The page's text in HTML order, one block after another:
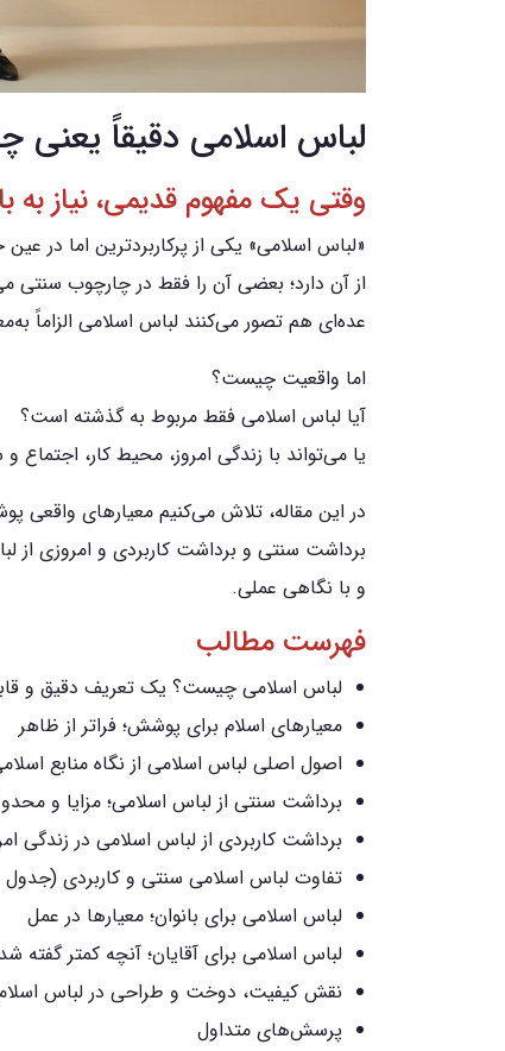
لباس اسلامی دقیقاً یعنی
وقتی یک مفهوم قدیمی، نیاز به
«لباس اسلامی» یکی از پرکاربردترین اما
از آن دارد؛ بعضی آن را فقط در چارچوب سنتی
عده‌ای هم تصور می‌کنند لباس اسلامی الزاماً
اما واقعیت چیست؟
آیا لباس اسلامی فقط مربوط به گذشته است؟
یا می‌تواند با زندگی امروز، محیط کار،
در این مقاله، تلاش می‌کنیم معیارهای واقعی
برداشت سنتی و برداشت کاربردی و امروزی از
و با نگاهی عملی.
فهرست مطالب
لباس اسلامی چیست؟ یک تعریف دقیق و
معیارهای اسلام برای پوشش؛ فراتر از ظاهر
اصول اصلی لباس اسلامی از نگاه منابع
برداشت سنتی از لباس اسلامی؛ مزایا و
برداشت کاربردی از لباس اسلامی در زندگی
تفاوت لباس اسلامی سنتی و کاربردی
لباس اسلامی برای بانوان؛ معیارها در عمل
لباس اسلامی برای آقایان؛ آنچه کمتر گفته
نقش کیفیت، دوخت و طراحی در لباس
پرسش‌های متداول